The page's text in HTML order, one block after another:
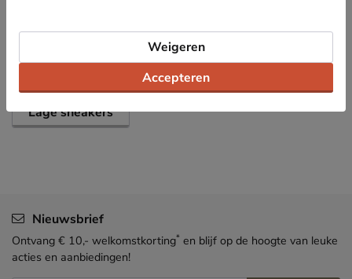
Bekijk meer
Schoenen
Sneakers
Lage sneakers
Nieuwsbrief
Ontvang € 10,- welkomstkorting* en blijf op de hoogte van leuke
acties en aanbiedingen!
Accepteren
Weigeren